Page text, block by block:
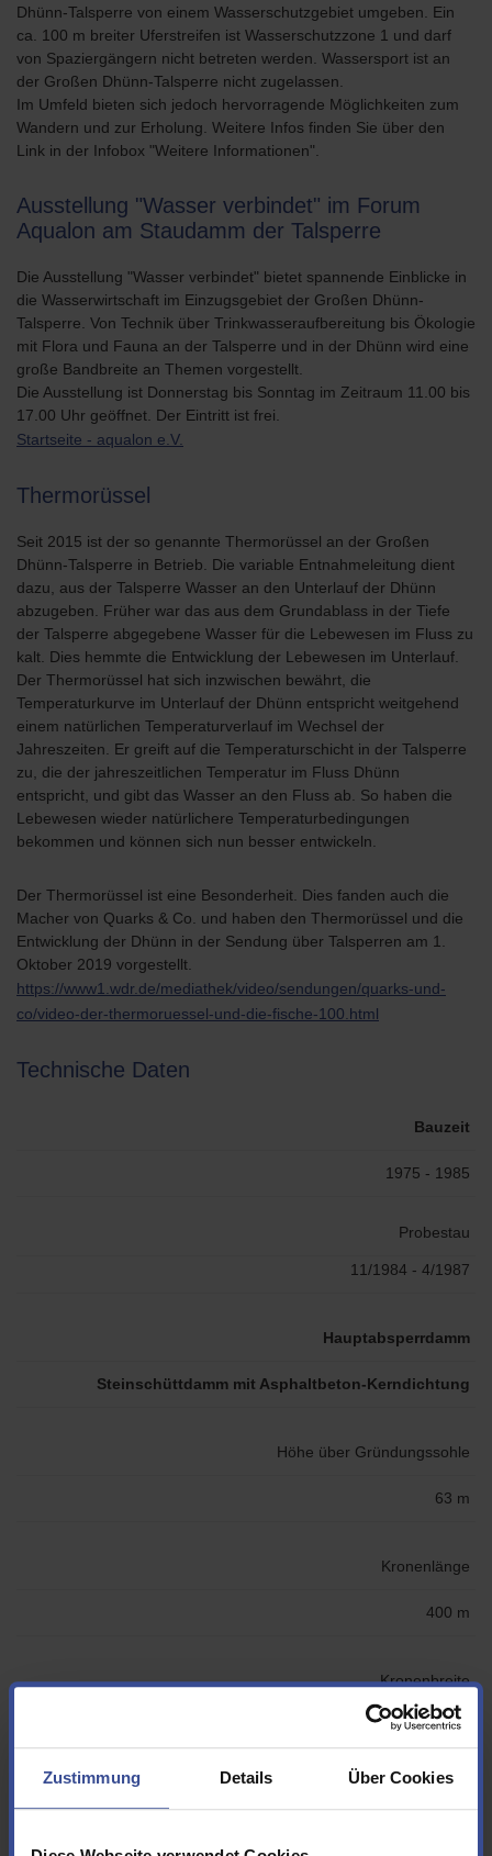
Zustimmung Details Über Cookies
Dhünn-Talsperre von einem Wasserschutzgebiet umgeben. Ein
ca. 100 m breiter Uferstreifen ist Wasserschutzzone 1 und darf
von Spaziergängern nicht betreten werden. Wassersport ist an
der Großen Dhünn-Talsperre nicht zugelassen.
Im Umfeld bieten sich jedoch hervorragende Möglichkeiten zum
Wandern und zur Erholung. Weitere Infos finden Sie über den
Link in der Infobox "Weitere Informationen".
Ausstellung "Wasser verbindet" im Forum
Aqualon am Staudamm der Talsperre
Die Ausstellung "Wasser verbindet" bietet spannende Einblicke in
die Wasserwirtschaft im Einzugsgebiet der Großen Dhünn-
Talsperre. Von Technik über Trinkwasseraufbereitung bis Ökologie
mit Flora und Fauna an der Talsperre und in der Dhünn wird eine
große Bandbreite an Themen vorgestellt.
Die Ausstellung ist Donnerstag bis Sonntag im Zeitraum 11.00 bis
17.00 Uhr geöffnet. Der Eintritt ist frei.
Startseite - aqualon e.V.
Thermorüssel
Seit 2015 ist der so genannte Thermorüssel an der Großen
Dhünn-Talsperre in Betrieb. Die variable Entnahmeleitung dient
dazu, aus der Talsperre Wasser an den Unterlauf der Dhünn
abzugeben. Früher war das aus dem Grundablass in der Tiefe
der Talsperre abgegebene Wasser für die Lebewesen im Fluss zu
kalt. Dies hemmte die Entwicklung der Lebewesen im Unterlauf.
Der Thermorüssel hat sich inzwischen bewährt, die
Temperaturkurve im Unterlauf der Dhünn entspricht weitgehend
einem natürlichen Temperaturverlauf im Wechsel der
Jahreszeiten. Er greift auf die Temperaturschicht in der Talsperre
zu, die der jahreszeitlichen Temperatur im Fluss Dhünn
entspricht, und gibt das Wasser an den Fluss ab. So haben die
Lebewesen wieder natürlichere Temperaturbedingungen
bekommen und können sich nun besser entwickeln.
Der Thermorüssel ist eine Besonderheit. Dies fanden auch die
Macher von Quarks & Co. und haben den Thermorüssel und die
Entwicklung der Dhünn in der Sendung über Talsperren am 1.
Oktober 2019 vorgestellt.
https://www1.wdr.de/mediathek/video/sendungen/quarks-und-
co/video-der-thermoruessel-und-die-fische-100.html
Technische Daten
Bauzeit
1975 - 1985
Probestau
11/1984 - 4/1987
Hauptabsperrdamm
Steinschüttdamm mit Asphaltbeton-Kerndichtung
Höhe über Gründungssohle
63 m
Kronenlänge
400 m
Kronenbreite
8,50 m